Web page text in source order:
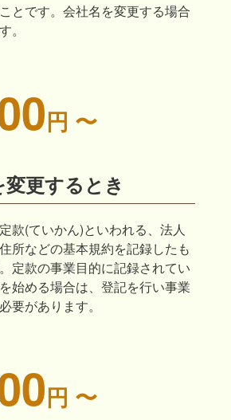
とです。会社名を変更する場合
。
円 〜
更するとき
款(ていかん)といわれる、法人
所などの基本規約を記録したも
定款の事業目的に記録されてい
始める場合は、登記を行い事業
要があります。
円 〜